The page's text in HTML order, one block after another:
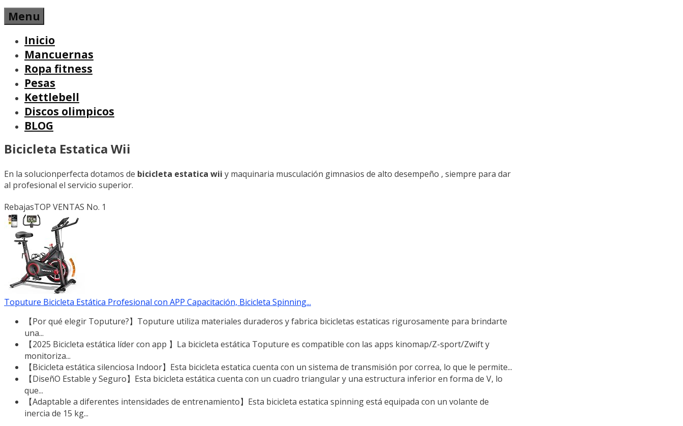
Menu
Inicio
Mancuernas
Ropa fitness
Pesas
Kettlebell
Discos olimpicos
BLOG
Bicicleta Estatica Wii
En la solucionperfecta dotamos de bicicleta estatica wii y maquinaria musculación gimnasios de alto desempeño , siempre para dar
al profesional el servicio superior.
RebajasTOP VENTAS No. 1
Toputure Bicicleta Estática Profesional con APP Capacitación, Bicicleta Spinning...
【Por qué elegir Toputure?】Toputure utiliza materiales duraderos y fabrica bicicletas estaticas rigurosamente para brindarte
una...
【2025 Bicicleta estática líder con app 】La bicicleta estática Toputure es compatible con las apps kinomap/Z-sport/Zwift y
monitoriza...
【Bicicleta estática silenciosa Indoor】Esta bicicleta estatica cuenta con un sistema de transmisión por correa, lo que le permite...
【DiseñO Estable y Seguro】Esta bicicleta estática cuenta con un cuadro triangular y una estructura inferior en forma de V, lo
que...
【Adaptable a diferentes intensidades de entrenamiento】Esta bicicleta estatica spinning está equipada con un volante de
inercia de 15 kg...